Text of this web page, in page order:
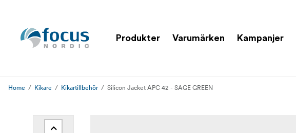
Produkter Varumärken Kampanjer
Home Kikare Kikartillbehör Silicon Jacket APC 42 - SAGE GREEN